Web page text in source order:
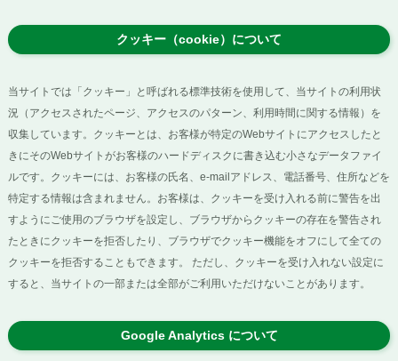
クッキー（cookie）について
当サイトでは「クッキー」と呼ばれる標準技術を使用して、当サイトの利用状
況（アクセスされたページ、アクセスのパターン、利用時間に関する情報）を
収集しています。クッキーとは、お客様が特定のWebサイトにアクセスしたと
きにそのWebサイトがお客様のハードディスクに書き込む小さなデータファイ
ルです。クッキーには、お客様の氏名、e-mailアドレス、電話番号、住所などを
特定する情報は含まれません。お客様は、クッキーを受け入れる前に警告を出
すようにご使用のブラウザを設定し、ブラウザからクッキーの存在を警告され
たときにクッキーを拒否したり、ブラウザでクッキー機能をオフにして全ての
クッキーを拒否することもできます。 ただし、クッキーを受け入れない設定に
すると、当サイトの一部または全部がご利用いただけないことがあります。
Google Analytics について